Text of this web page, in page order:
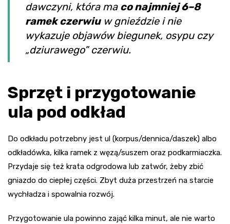
dawczyni, która ma co najmniej 6–8
ramek czerwiuw gnieździe i nie
wykazuje objawów biegunek, osypu czy
„dziurawego” czerwiu.
Sprzęt i przygotowanie
ula pod odkład
Do odkładu potrzebny jest ul (korpus/dennica/daszek) albo
odkładówka, kilka ramek z węzą/suszem oraz podkarmiaczka.
Przydaje się też krata odgrodowa lub zatwór, żeby zbić
gniazdo do ciepłej części. Zbyt duża przestrzeń na starcie
wychładza i spowalnia rozwój.
Przygotowanie ula powinno zająć kilka minut, ale nie warto